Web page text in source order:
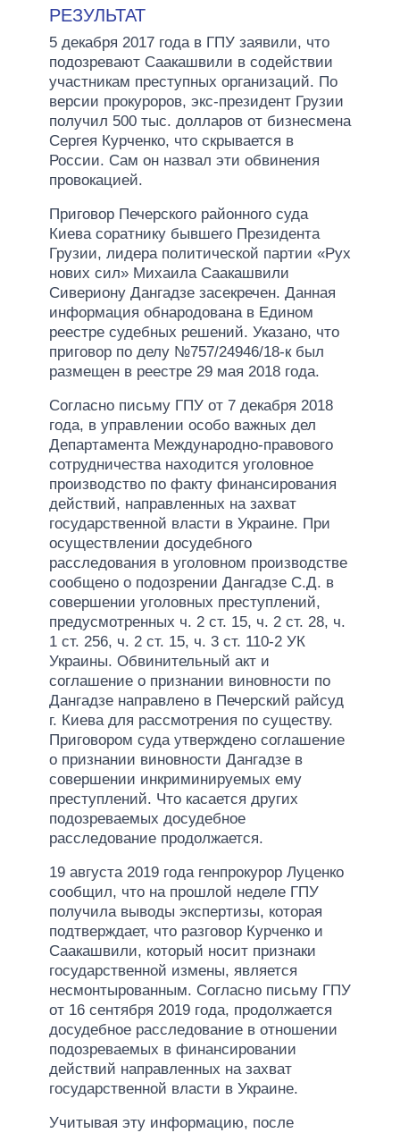
РЕЗУЛЬТАТ
5 декабря 2017 года в ГПУ заявили, что
подозревают Саакашвили в содействии
участникам преступных организаций. По
версии прокуроров, экс-президент Грузии
получил 500 тыс. долларов от бизнесмена
Сергея Курченко, что скрывается в
России. Сам он назвал эти обвинения
провокацией.
Приговор Печерского районного суда
Киева соратнику бывшего Президента
Грузии, лидера политической партии «Рух
нових сил» Михаила Саакашвили
Сивериону Дангадзе засекречен. Данная
информация обнародована в Едином
реестре судебных решений. Указано, что
приговор по делу №757/24946/18-к был
размещен в реестре 29 мая 2018 года.
Согласно письму ГПУ от 7 декабря 2018
года, в управлении особо важных дел
Департамента Международно-правового
сотрудничества находится уголовное
производство по факту финансирования
действий, направленных на захват
государственной власти в Украине. При
осуществлении досудебного
расследования в уголовном производстве
сообщено о подозрении Дангадзе С.Д. в
совершении уголовных преступлений,
предусмотренных ч. 2 ст. 15, ч. 2 ст. 28, ч.
1 ст. 256, ч. 2 ст. 15, ч. 3 ст. 110-2 УК
Украины. Обвинительный акт и
соглашение о признании виновности по
Дангадзе направлено в Печерский райсуд
г. Киева для рассмотрения по существу.
Приговором суда утверждено соглашение
о признании виновности Дангадзе в
совершении инкриминируемых ему
преступлений. Что касается других
подозреваемых досудебное
расследование продолжается.
19 августа 2019 года генпрокурор Луценко
сообщил, что на прошлой неделе ГПУ
получила выводы экспертизы, которая
подтверждает, что разговор Курченко и
Саакашвили, который носит признаки
государственной измены, является
несмонтырованным. Согласно письму ГПУ
от 16 сентября 2019 года, продолжается
досудебное расследование в отношении
подозреваемых в финансировании
действий направленных на захват
государственной власти в Украине.
Учитывая эту информацию, после